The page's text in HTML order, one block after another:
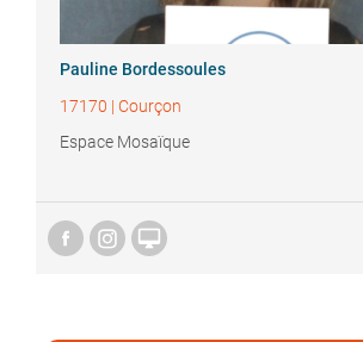
Pauline Bordessoules
17170 | Courçon
Espace Mosaïque
